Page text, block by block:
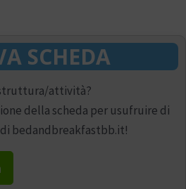
SCHEDA
attività?
della scheda per usufruire di
bedandbreakfastbb.it!